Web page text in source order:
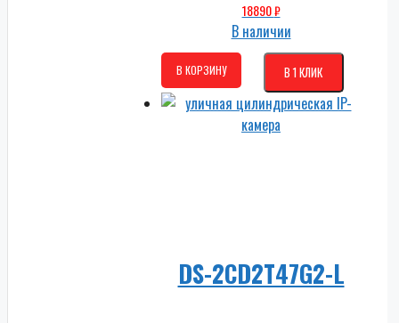
18890₽
В наличии
В 1 КЛИК
В КОРЗИНУ
DS-2CD2T47G2-L